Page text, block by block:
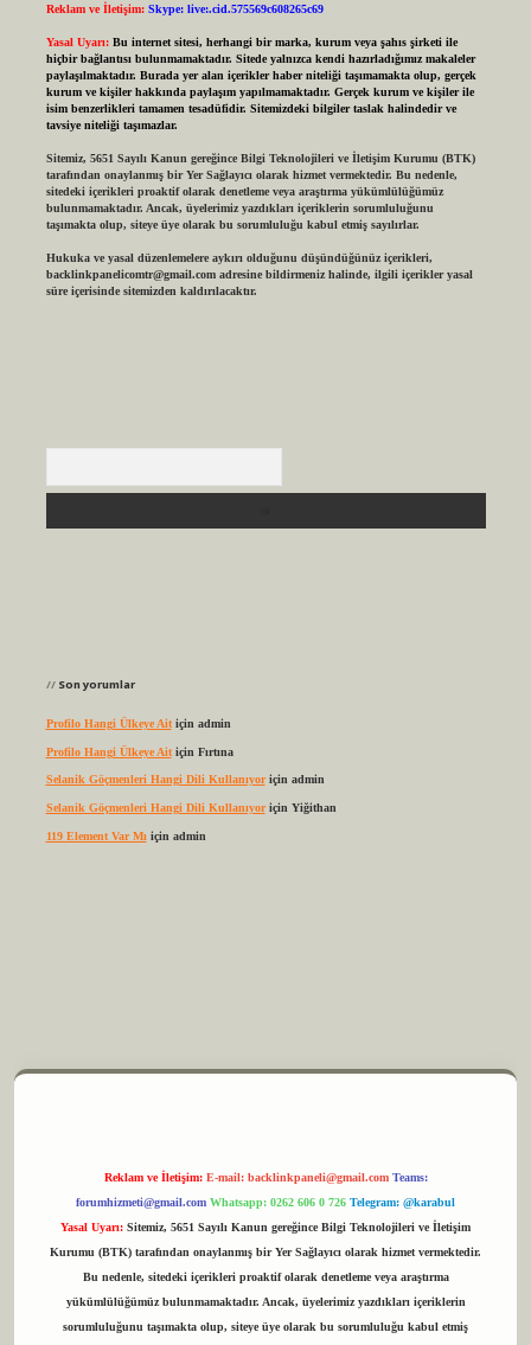
Reklam ve İletişim: Skype: live:.cid.575569c608265c69
Yasal Uyarı: Bu internet sitesi, herhangi bir marka, kurum veya şahıs şirketi ile
hiçbir bağlantısı bulunmamaktadır. Sitede yalnızca kendi hazırladığımız makaleler
paylaşılmaktadır. Burada yer alan içerikler haber niteliği taşımamakta olup, gerçek
kurum ve kişiler hakkında paylaşım yapılmamaktadır. Gerçek kurum ve kişiler ile
isim benzerlikleri tamamen tesadüfidir. Sitemizdeki bilgiler taslak halindedir ve
tavsiye niteliği taşımazlar.
Sitemiz, 5651 Sayılı Kanun gereğince Bilgi Teknolojileri ve İletişim Kurumu (BTK)
tarafından onaylanmış bir Yer Sağlayıcı olarak hizmet vermektedir. Bu nedenle,
sitedeki içerikleri proaktif olarak denetleme veya araştırma yükümlülüğümüz
bulunmamaktadır. Ancak, üyelerimiz yazdıkları içeriklerin sorumluluğunu
taşımakta olup, siteye üye olarak bu sorumluluğu kabul etmiş sayılırlar.
Hukuka ve yasal düzenlemelere aykırı olduğunu düşündüğünüz içerikleri,
backlinkpanelicomtr@gmail.comadresine bildirmeniz halinde, ilgili içerikler yasal
süre içerisinde sitemizden kaldırılacaktır.
Son yorumlar
Profilo Hangi Ülkeye Aitiçin admin
Profilo Hangi Ülkeye Aitiçin Fırtına
Selanik Göçmenleri Hangi Dili Kullanıyoriçin admin
Selanik Göçmenleri Hangi Dili Kullanıyoriçin Yiğithan
119 Element Var Mı için admin
Reklam ve İletişim: E-mail: backlinkpaneli@gmail.com Teams:
forumhizmeti@gmail.com Whatsapp: 0262 606 0 726 Telegram: @karabul
Yasal Uyarı: Sitemiz, 5651 Sayılı Kanun gereğince Bilgi Teknolojileri ve İletişim
Kurumu (BTK) tarafından onaylanmış bir Yer Sağlayıcı olarak hizmet vermektedir.
Bu nedenle, sitedeki içerikleri proaktif olarak denetleme veya araştırma
yükümlülüğümüz bulunmamaktadır. Ancak, üyelerimiz yazdıkları içeriklerin
sorumluluğunu taşımakta olup, siteye üye olarak bu sorumluluğu kabul etmiş